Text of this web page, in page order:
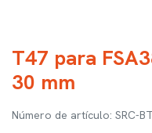
T47 para
30 mm
SRC-